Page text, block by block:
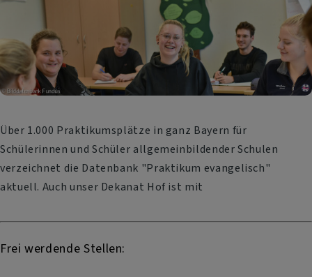
Über 1.000 Praktikumsplätze in ganz Bayern für
Schülerinnen und Schüler allgemeinbildender Schulen
verzeichnet die Datenbank "Praktikum evangelisch"
aktuell. Auch unser Dekanat Hof ist mit
Frei werdende Stellen: